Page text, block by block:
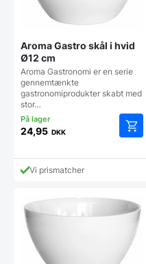
Aroma Gastro skål i hvid
Ø12 cm
Aroma Gastronomi er en serie
gennemtænkte
gastronomiprodukter skabt med
stor…
24,95 DKK
Vi prismatcher